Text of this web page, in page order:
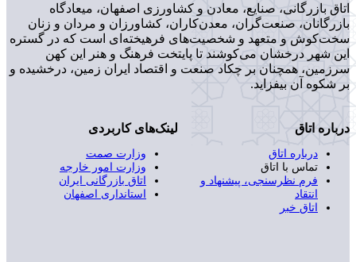
اتاق بازرگانی، صنایع، معادن و کشاورزی اصفهان، میعادگاه
بازرگانان، صنعت‌گران، معدن‌کاران، کشاورزان و مردان و زنان
سخت‌کوش و متعهد و شخصیت‌های فرهیخته‌ای است که در گستره
این شهر درخشان می‌کوشند تا پایتخت فرهنگ و هنر این کهن
سرزمین، همچنان بر چکاد صنعت و اقتصاد ایران زمین، درخشیده و
بر شکوه آن بیفزاید.
درباره اتاق
درباره اتاق
تماس با اتاق
فرم نظرسنجی، پیشنهاد و
انتقاد
اتاق خبر
لینک‌های کاربردی
وزارت صمت
وزارت امور خارجه
اتاق بازرگانی ایران
استانداری اصفهان